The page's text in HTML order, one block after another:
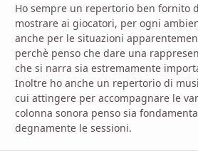
Ho sempre un repertorio ben fornito
mostrare ai giocatori, per ogni
anche per le situazioni
perchè penso che dare una
che si narra sia estremamente
Inoltre ho anche un repertorio di
cui attingere per accompagnare le
colonna sonora penso sia
degnamente le sessioni.